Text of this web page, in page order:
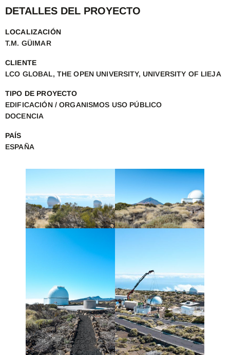
DETALLES DEL PROYECTO
LOCALIZACIÓN
T.M. GÜIMAR
CLIENTE
LCO GLOBAL, THE OPEN UNIVERSITY, UNIVERSITY OF LIEJA
TIPO DE PROYECTO
EDIFICACIÓN / ORGANISMOS USO PÚBLICO
DOCENCIA
PAÍS
ESPAÑA